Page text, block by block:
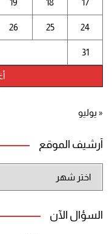
17
18
19
24
25
26
31
« يوليو
أرشيف الموقع
الموقع
السؤال الآن